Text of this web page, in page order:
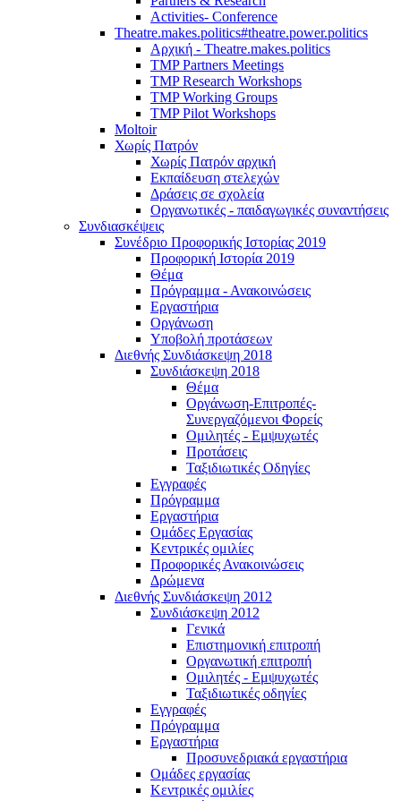
Activities- Conference
Theatre.makes.politics#theatre.power.politics
Αρχική - Theatre.makes.politics
TMP Partners Meetings
TMP Research Workshops
TMP Working Groups
TMP Pilot Workshops
Moltoir
Χωρίς Πατρόν
Χωρίς Πατρόν αρχική
Εκπαίδευση στελεχών
Δράσεις σε σχολεία
Οργανωτικές - παιδαγωγικές συναντήσεις
Συνδιασκέψεις
Συνέδριο Προφορικής Ιστορίας 2019
Προφορική Ιστορία 2019
Θέμα
Πρόγραμμα - Ανακοινώσεις
Εργαστήρια
Οργάνωση
Υποβολή προτάσεων
Διεθνής Συνδιάσκεψη 2018
Συνδιάσκεψη 2018
Θέμα
Οργάνωση-Επιτροπές-
Συνεργαζόμενοι Φορείς
Ομιλητές - Εμψυχωτές
Προτάσεις
Ταξιδιωτικές Οδηγίες
Εγγραφές
Πρόγραμμα
Εργαστήρια
Ομάδες Εργασίας
Κεντρικές ομιλίες
Προφορικές Ανακοινώσεις
Δρώμενα
Διεθνής Συνδιάσκεψη 2012
Συνδιάσκεψη 2012
Γενικά
Επιστημονική επιτροπή
Οργανωτική επιτροπή
Ομιλητές - Εμψυχωτές
Ταξιδιωτικές οδηγίες
Εγγραφές
Πρόγραμμα
Εργαστήρια
Προσυνεδριακά εργαστήρια
Ομάδες εργασίας
Κεντρικές ομιλίες